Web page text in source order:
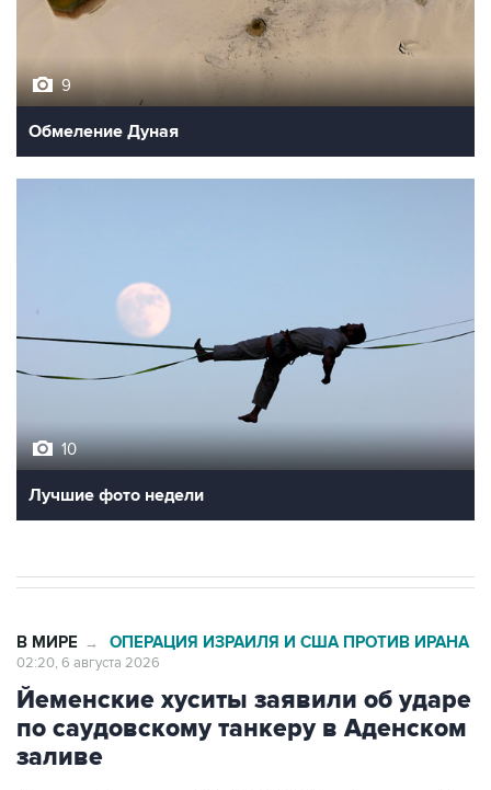
9
Обмеление Дуная
10
Лучшие фото недели
В МИРЕ → ОПЕРАЦИЯ ИЗРАИЛЯ И США ПРОТИВ ИРАНА
02:20, 6 августа 2026
Йеменские хуситы заявили об ударе
по саудовскому танкеру в Аденском
заливе